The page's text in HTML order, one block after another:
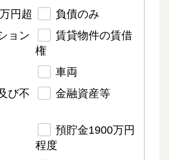
円超
負債のみ
ョン
賃貸物件の賃借
権
車両
び不
金融資産等
預貯金1900万円
程度